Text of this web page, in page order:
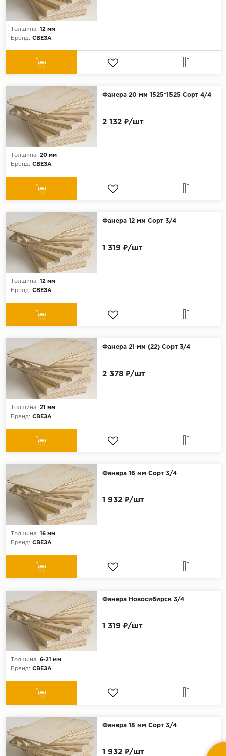
Толщина: 12 мм
Бренд: СВЕЗА
Фанера 20 мм 1525*1525 Сорт 4/4
Толщина: 20 мм
Бренд: СВЕЗА
2 132 ₽/шт
Фанера 12 мм Сорт 3/4
Толщина: 12 мм
Бренд: СВЕЗА
1 319 ₽/шт
Фанера 21 мм (22) Сорт 3/4
Толщина: 21 мм
Бренд: СВЕЗА
2 378 ₽/шт
Фанера 16 мм Сорт 3/4
Толщина: 16 мм
Бренд: СВЕЗА
1 932 ₽/шт
Фанера Новосибирск 3/4
Толщина: 6-21 мм
Бренд: СВЕЗА
1 319 ₽/шт
Фанера 18 мм Сорт 3/4
1 932 ₽/шт